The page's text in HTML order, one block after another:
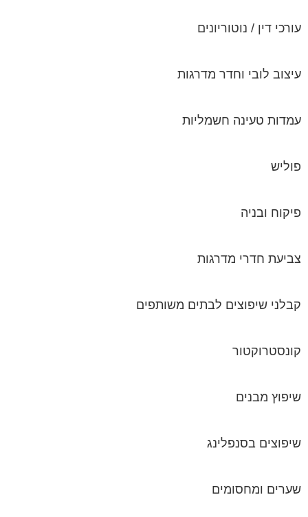
עורכי דין / נוטוריונים
עיצוב לובי וחדר מדרגות
עמדות טעינה חשמליות
פוליש
פיקוח ובניה
צביעת חדרי מדרגות
קבלני שיפוצים לבתים משותפים
קונסטרוקטור
שיפוץ מבנים
שיפוצים בסנפלינג
שערים ומחסומים